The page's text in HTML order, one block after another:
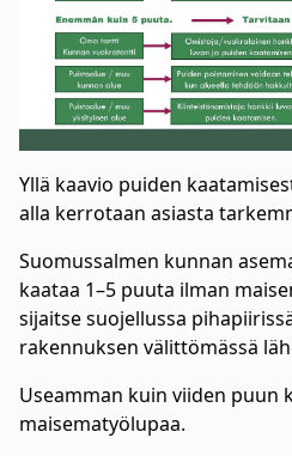
Yllä kaavio puiden
alla kerrotaan asiasta
Suomussalmen kunnan
kaataa 1–5 puuta ilman
sijaitse suojellussa
rakennuksen välittömässä
Useamman kuin viiden puun
maisematyölupaa.